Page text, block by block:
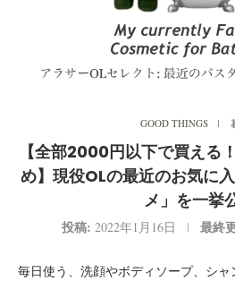
GOOD THINGS
【全部2000円以下で買える
め】現役OLの最近のお気に
メ」を一挙
投稿: 2022年1月16日 最終
毎日使う、洗顔やボディソープ、シャ